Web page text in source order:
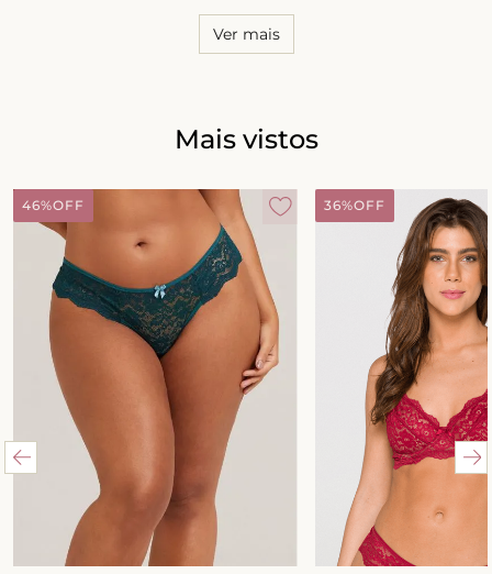
cômoda e linda para ir para a cama. Afinal, unir o
conforto, o estilo e a sofisticação fará com que suas
noites nunca mais sejam as mesmas.
Ver mais
Mais vistos
46%OFF 36%OFF